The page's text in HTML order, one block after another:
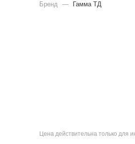
Бренд — Гамма ТД
Цена действительна только для